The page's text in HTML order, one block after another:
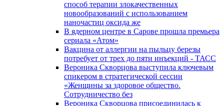
способ терапии злокачественных
новообразований с использованием
наночастиц оксида же
В ядерном центре в Сарове прошла премьера
сериала «Атом»
Вакцина от аллергии на пыльцу березы
потребует от трех до пяти инъекций - ТАСС
Вероника Скворцова выступила ключевым
спикером в стратегической сессии
«Женщины за здоровое общество.
Сотрудничество без
Вероника Скворцова присоединилась к